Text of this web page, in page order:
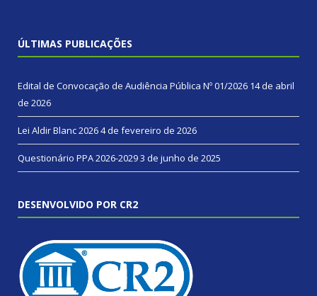
ÚLTIMAS PUBLICAÇÕES
Edital de Convocação de Audiência Pública Nº 01/2026 14 de abril
de 2026
Lei Aldir Blanc 20264 de fevereiro de 2026
Questionário PPA 2026-20293 de junho de 2025
DESENVOLVIDO POR CR2